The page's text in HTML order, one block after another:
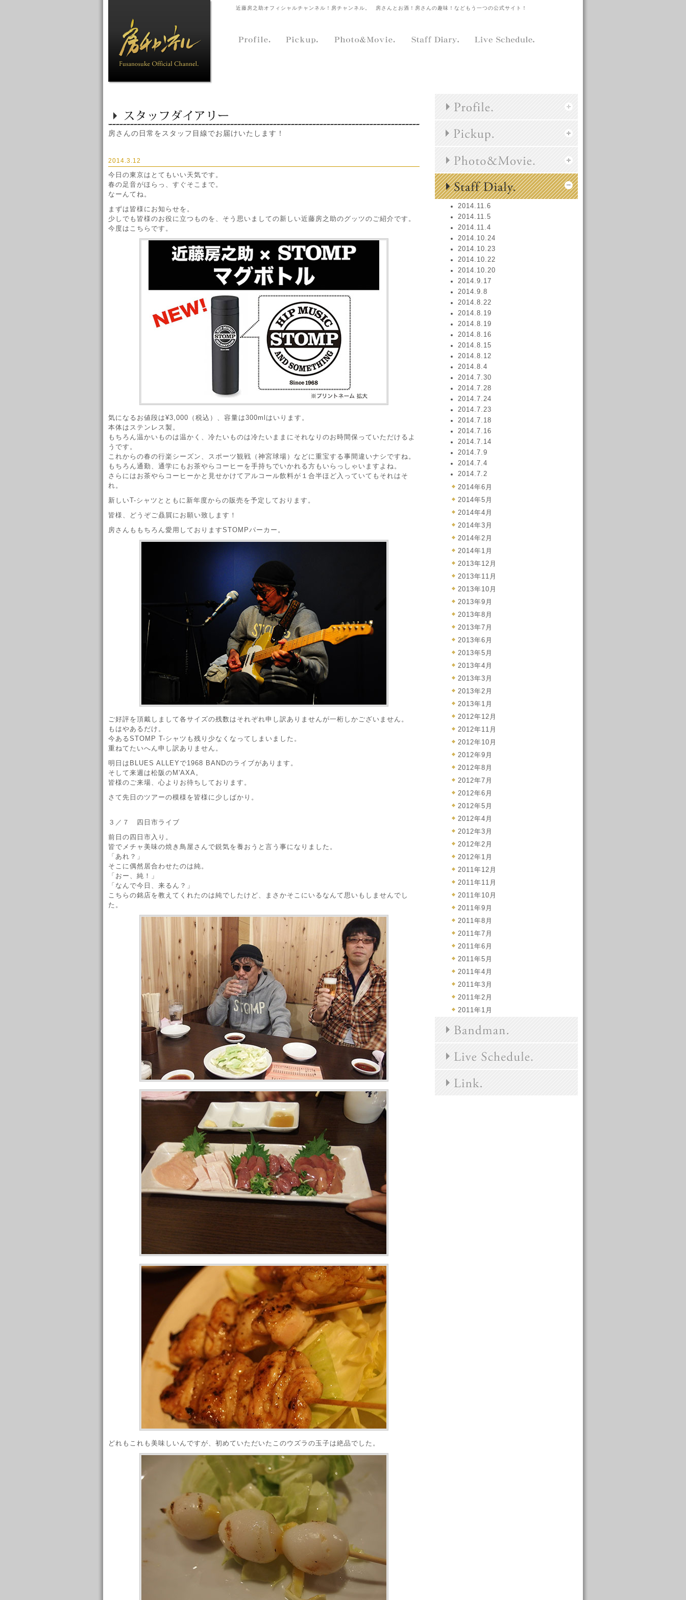
近藤房之助オフィシャルチャンネル！房チャンネル。 房さんとお酒！房さんの趣味！などもう一つの公式サイト！
房さんの日常をスタッフ目線でお届けいたします！
2014.3.12
今日の東京はとてもいい天気です。
春の足音がほらっ、すぐそこまで。
なーんてね。
まずは皆様にお知らせを。
少しでも皆様のお役に立つものを、そう思いましての新しい近藤房之助のグッツのご紹介です。
今度はこちらです。
気になるお値段は¥3,000（税込）、容量は300mlはいります。
本体はステンレス製。
もちろん温かいものは温かく、冷たいものは冷たいままにそれなりのお時間保っていただけるよ
うです。
これからの春の行楽シーズン、スポーツ観戦（神宮球場）などに重宝する事間違いナシですね。
もちろん通勤、通学にもお茶やらコーヒーを手持ちでいかれる方もいらっしゃいますよね。
さらにはお茶やらコーヒーかと見せかけてアルコール飲料が１合半ほど入っていてもそれはそ
れ。
新しいT-シャツとともに新年度からの販売を予定しております。
皆様、どうぞご贔屓にお願い致します！
房さんももちろん愛用しておりますSTOMPパーカー。
ご好評を頂戴しまして各サイズの残数はそれぞれ申し訳ありませんが一桁しかございません。
もはやあるだけ。
今あるSTOMP T-シャツも残り少なくなってしまいました。
重ねてたいへん申し訳ありません。
明日はBLUES ALLEYで1968 BANDのライブがあります。
そして来週は松阪のM'AXA。
皆様のご来場、心よりお待ちしております。
さて先日のツアーの模様を皆様に少しばかり。
３／７ 四日市ライブ
前日の四日市入り。
皆でメチャ美味の焼き鳥屋さんで鋭気を養おうと言う事になりました。
「あれ？」
そこに偶然居合わせたのは純。
「おー、純！」
「なんで今日、来るん？」
こちらの銘店を教えてくれたのは純でしたけど、まさかそこにいるなんて思いもしませんでし
た。
どれもこれも美味しいんですが、初めていただいたこのウズラの玉子は絶品でした。
2014.11.6
2014.11.5
2014.11.4
2014.10.24
2014.10.23
2014.10.22
2014.10.20
2014.9.17
2014.9.8
2014.8.22
2014.8.19
2014.8.19
2014.8.16
2014.8.15
2014.8.12
2014.8.4
2014.7.30
2014.7.28
2014.7.24
2014.7.23
2014.7.18
2014.7.16
2014.7.14
2014.7.9
2014.7.4
2014.7.2
2014年6月
2014年5月
2014年4月
2014年3月
2014年2月
2014年1月
2013年12月
2013年11月
2013年10月
2013年9月
2013年8月
2013年7月
2013年6月
2013年5月
2013年4月
2013年3月
2013年2月
2013年1月
2012年12月
2012年11月
2012年10月
2012年9月
2012年8月
2012年7月
2012年6月
2012年5月
2012年4月
2012年3月
2012年2月
2012年1月
2011年12月
2011年11月
2011年10月
2011年9月
2011年8月
2011年7月
2011年6月
2011年5月
2011年4月
2011年3月
2011年2月
2011年1月